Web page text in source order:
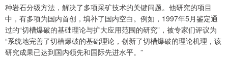
种岩石分级方法，解决了多项采矿技术的关键问题。他研究的项目
中，有多项为国内首创，填补了国内空白。例如，1997年5月鉴定通
过的“切槽爆破的基础理论与扩大应用范围的研究”，被专家们评议为
“系统地完善了切槽爆破的基础理论，创新了切槽爆破的理论机理，该
研究成果已达到国内领先和国际先进水平。”